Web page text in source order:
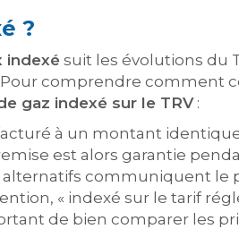
?
indexé suit les évolutions du
comprendre comment
gaz indexé sur le TRV:
à un montant
est alors garantie
communiquent le
« indexé sur le tarif
de bien comparer les